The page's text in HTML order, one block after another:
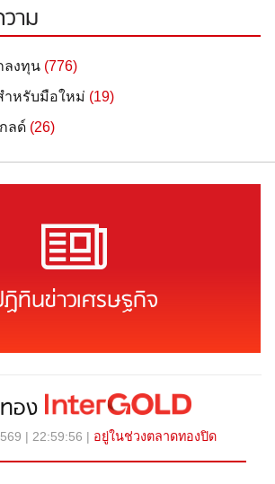
าม
ลงทุน (776)
หรับมือใหม่ (19)
ลด์ (26)
ทินข่าวเศรษฐกิจ
ทอง
| 22:59:56 | อยู่ในช่วงตลาดทองปิด